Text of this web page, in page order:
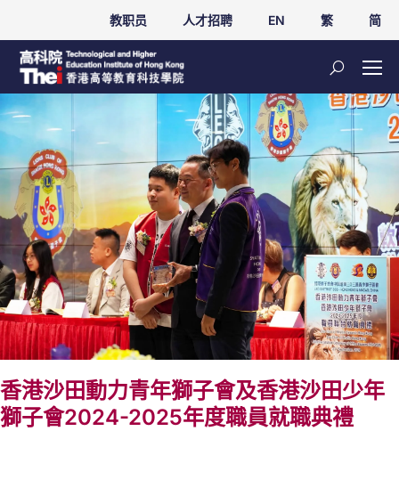
教职员 人才招聘 EN 繁 简
香港沙田動力青年獅子會及香港沙田少年
獅子會2024-2025年度職員就職典禮